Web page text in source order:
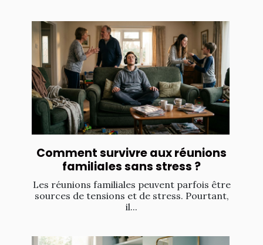
Comment survivre aux réunions
familiales sans stress ?
Les réunions familiales peuvent parfois être
sources de tensions et de stress. Pourtant,
il...